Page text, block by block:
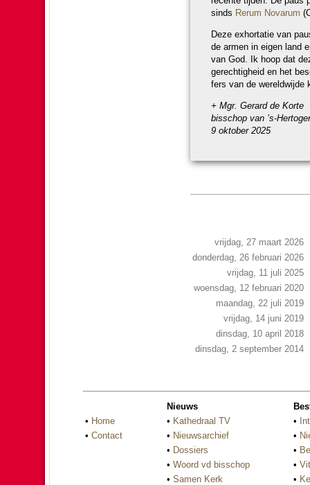
sinds Rerum Novarum
Deze exhor­ta­tie van
de armen in eigen land
van God. Ik hoop dat
ge­rech­tig­heid en het
fers van de we­reld­wijde
+ Mgr. Gerard de Korte
bis­schop van ’s-
9 ok­to­ber 2025
vrijdag, 27 maart 2026
donderdag, 26 februari 2026
vrijdag, 11 juli 2025
woensdag, 12 februari 2020
maandag, 22 juli 2019
vrijdag, 14 juni 2019
dinsdag, 10 april 2018
dinsdag, 2 september 2014
• Home
• Contact
Nieuws
• Kathedraal TV
• Nieuwsarchief
• Dossiers
• Woord vd bisschop
• Samen Kerk
•
•
•
•
•